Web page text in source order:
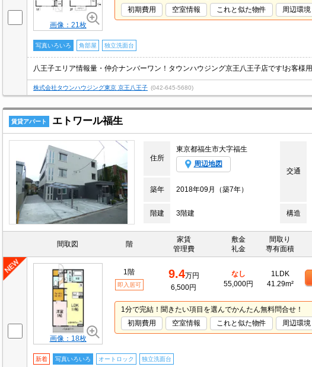
画像：21枚
初期費用
空室情報 これと似た物件 周辺環境
写真いろいろ 角部屋 独立洗面台
株式会社タウンハウジング東京 京王八王子 (042-645-5680)
賃貸アパート エトワール福生
住所
東京都福生市大字福生
周辺地図
交通
築年
2018年09月（築7年）
階建 3階建 構造
間取図 階
家賃
管理費
敷金
礼金
間取り
専有面積
画像：18枚
1階
即入居可
9.4万円
6,500円
なし
55,000円
1LDK
41.29m²
1分で完結！聞きたい項目を選んでかんたん無料問合せ！
初期費用
空室情報 これと似た物件 周辺環境
新着 写真いろいろ オートロック 独立洗面台